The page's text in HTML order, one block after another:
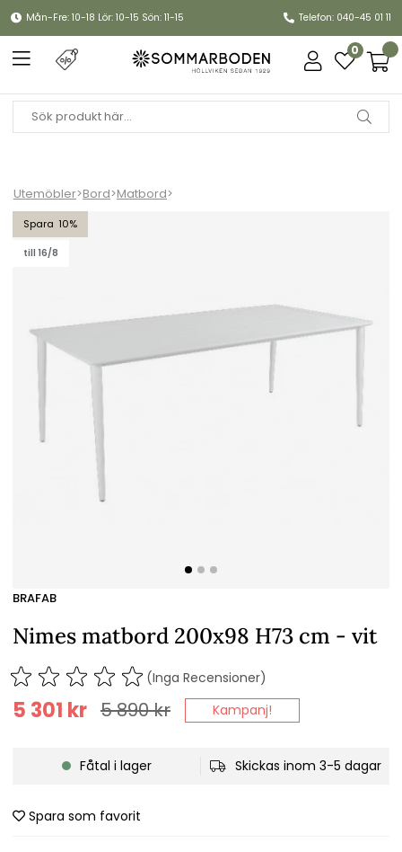
Mån-Fre: 10-18 Lör: 10-15 Sön: 11-15 Telefon: 040-45 01 11
0
Utemöbler>Bord>Matbord>
10
till 16/8
Nimes matbord 200x98 H73 cm - vit
BRAFAB
Nimes matbord 200x98 H73 cm - vit
(Inga Recensioner)
5 890kr
5 301 kr Kampanj!
Fåtal i lager Skickas inom 3-5 dagar
Spara som favorit